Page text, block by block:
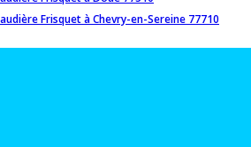
Frisquet à Chevry-en-Sereine 77710